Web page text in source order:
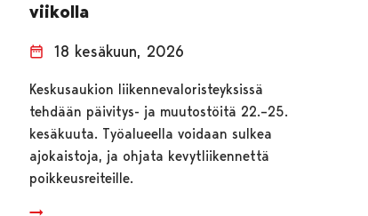
viikolla
18 kesäkuun, 2026
Keskusaukion liikennevaloristeyksissä
tehdään päivitys- ja muutostöitä 22.–25.
kesäkuuta. Työalueella voidaan sulkea
ajokaistoja, ja ohjata kevytliikennettä
poikkeusreiteille.